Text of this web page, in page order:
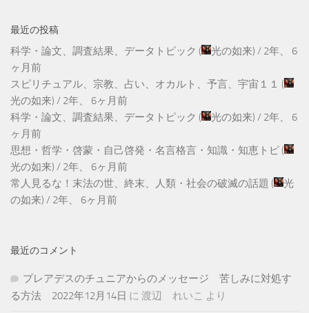
最近の投稿
科学・論文、調査結果、データトピック ( 光の如来) / 2年、 6
ヶ月前
スピリチュアル、宗教、占い、オカルト、予言、宇宙１１ (
光の如来) / 2年、 6ヶ月前
科学・論文、調査結果、データトピック ( 光の如来) / 2年、 6
ヶ月前
思想・哲学・啓蒙・自己啓発・名言格言・知識・知恵トピ (
光の如来) / 2年、 6ヶ月前
常人見るな！末法の世、終末、人類・社会の破滅の話題 (
光
の如来) / 2年、 6ヶ月前
最近のコメント
プレアデスのチュニアからのメッセージ 苦しみに対処す
る方法 2022年12月14日 に 渡辺 れいこ より